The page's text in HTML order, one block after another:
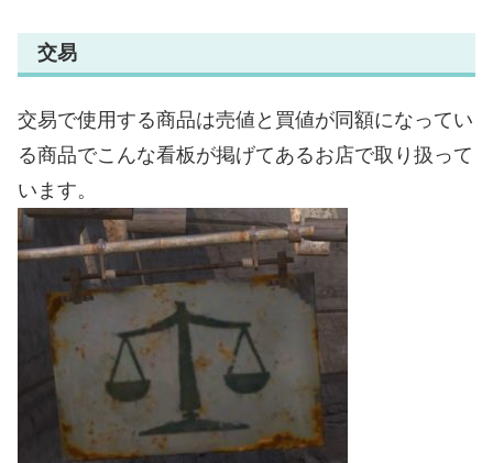
交易
交易で使用する商品は売値と買値が同額になってい
る商品でこんな看板が掲げてあるお店で取り扱って
います。